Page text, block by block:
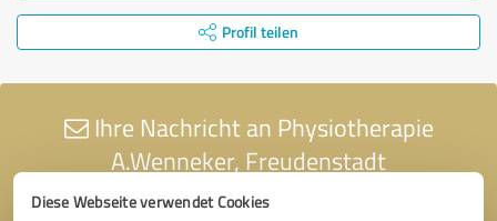
Diese Webseite verwendet Cookies
Profil teilen
Ihre Nachricht an Physiotherapie
A.Wenneker, Freudenstadt